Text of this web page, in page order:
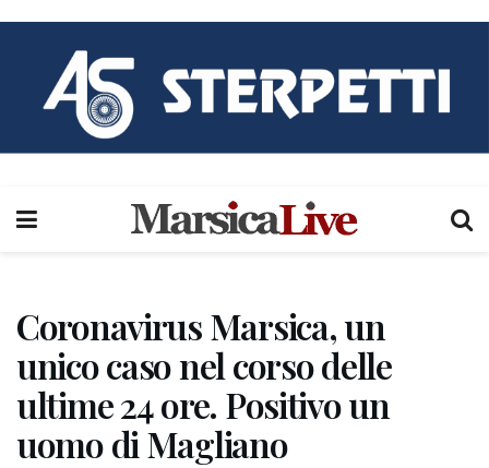
Coronavirus Marsica, un
unico caso nel corso delle
ultime 24 ore. Positivo un
uomo di Magliano